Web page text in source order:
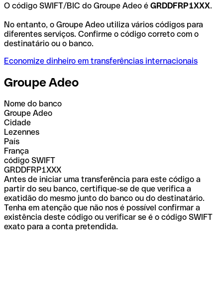
O código SWIFT/BIC do Groupe Adeo é GRDDFRP1XXX.
No entanto, o Groupe Adeo utiliza vários códigos para
diferentes serviços. Confirme o código correto com o
destinatário ou o banco.
Economize dinheiro em transferências internacionais
Groupe Adeo
Nome do banco
Groupe Adeo
Cidade
Lezennes
País
França
código SWIFT
GRDDFRP1XXX
Antes de iniciar uma transferência para este código a
partir do seu banco, certifique-se de que verifica a
exatidão do mesmo junto do banco ou do destinatário.
Tenha em atenção que não nos é possível confirmar a
existência deste código ou verificar se é o código SWIFT
exato para a conta pretendida.